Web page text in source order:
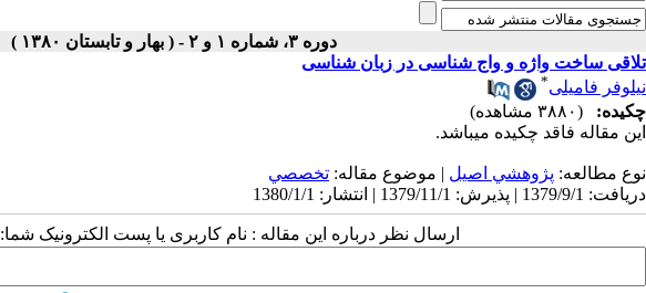
دوره ۳، شماره ۱ و ۲ - ( بهار و تابستان ۱۳۸۰ )
تلاقی ساخت واژه و واج شناسی در زبان شناسی
نیلوفر فامیلی*
چکیده:
(۳۸۸۰ مشاهده)
این مقاله فاقد چکیده می​باشد.
نوع مطالعه: پژوهشي اصیل | موضوع مقاله: تخصصي
دریافت: 1379/9/1 | پذیرش: 1379/11/1 | انتشار: 1380/1/1
ارسال نظر درباره این مقاله : نام کاربری یا پست الکترونیک شما: